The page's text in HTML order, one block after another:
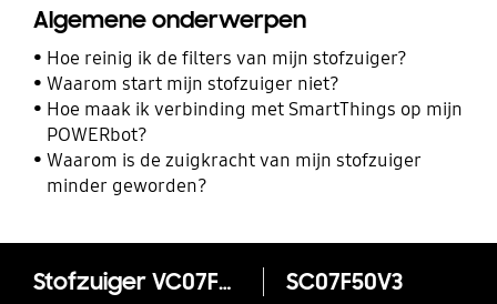
Algemene onderwerpen
Hoe reinig ik de filters van mijn stofzuiger?
Waarom start mijn stofzuiger niet?
Hoe maak ik verbinding met SmartThings op mijn
POWERbot?
Waarom is de zuigkracht van mijn stofzuiger
minder geworden?
Stofzuiger VC07F50VN3Y SC07F50V3